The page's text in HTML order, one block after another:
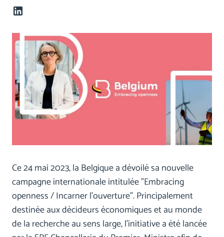
Ce 24 mai 2023, la Belgique a dévoilé sa nouvelle
campagne internationale intitulée "Embracing
openness / Incarner l'ouverture". Principalement
destinée aux décideurs économiques et au monde
de la recherche au sens large, l'initiative a été lancée